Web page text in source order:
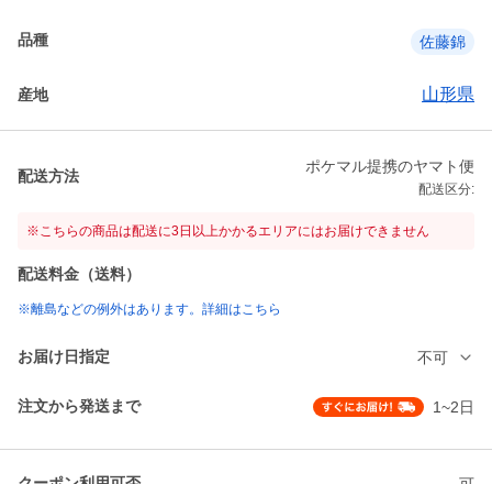
品種 佐藤錦
産地 山形県
配送方法
ポケマル提携のヤマト便
配送区分:
※こちらの商品は配送に3日以上かかるエリアにはお届けできません
配送料金（送料）
※離島などの例外はあります。詳細はこちら
お届け日指定 不可
注文から発送まで 1~2日